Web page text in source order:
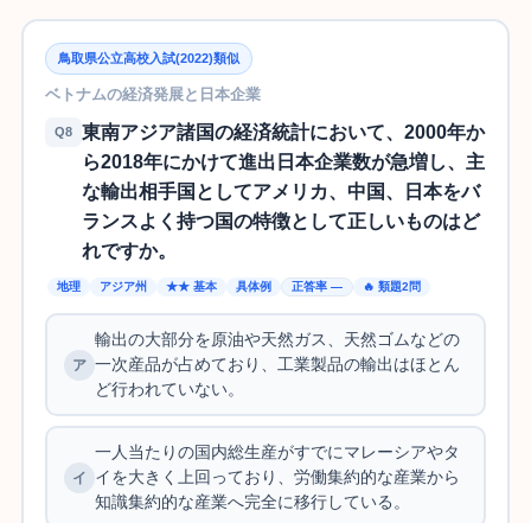
鳥取県公立高校入試(2022)類似
ベトナムの経済発展と日本企業
Q8
東南アジア諸国の経済統計において、2000年か
ら2018年にかけて進出日本企業数が急増し、主
な輸出相手国としてアメリカ、中国、日本をバ
ランスよく持つ国の特徴として正しいものはど
れですか。
地理 アジア州 ★★ 基本 具体例 正答率 — 🔥 類題2問
輸出の大部分を原油や天然ガス、天然ゴムなどの
一次産品が占めており、工業製品の輸出はほとん
ど行われていない。
一人当たりの国内総生産がすでにマレーシアやタ
イを大きく上回っており、労働集約的な産業から
知識集約的な産業へ完全に移行している。